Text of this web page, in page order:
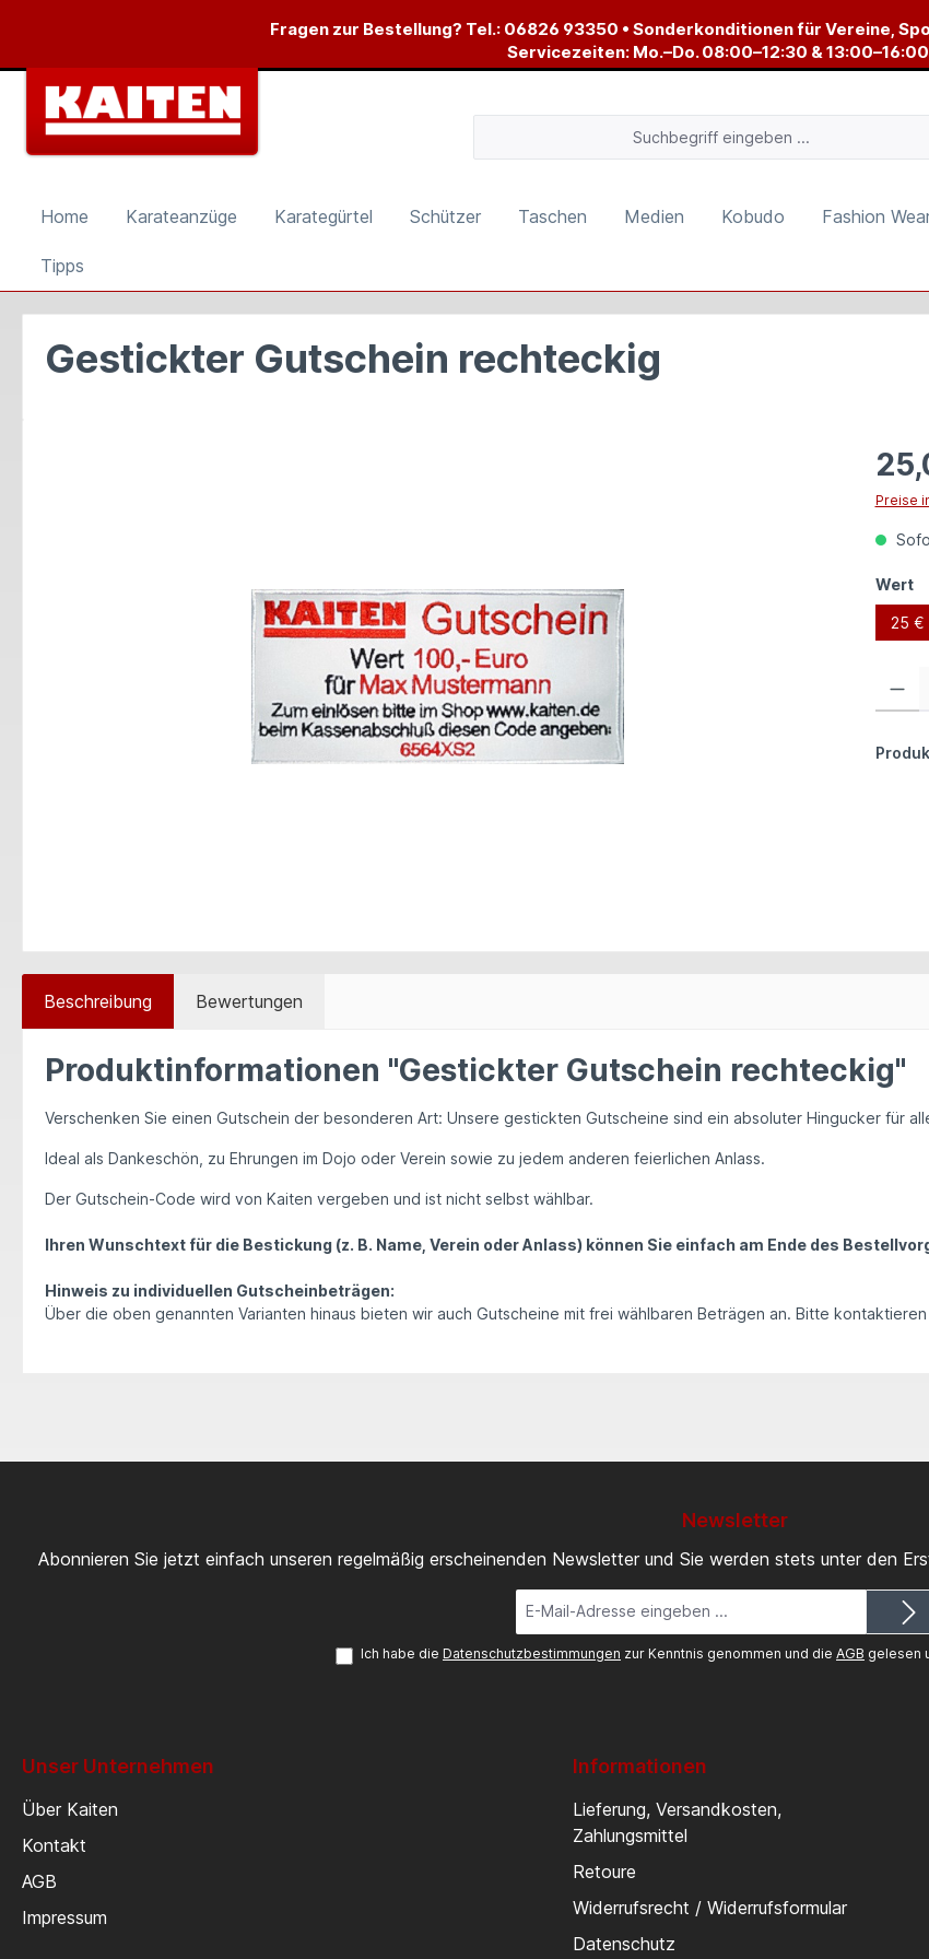
Zur Hauptnavigation springenFragen zur Bestellung? Tel.: 06826 93350 • Sonderkonditionen für Vereine,
Servicezeiten: Mo.–Do. 08:00–12:30 &
Home Karateanzüge Karategürtel Schützer Taschen Medien Kobudo Fashion
Tipps
Gestickter Gutschein rechteckig
Preise
Wert
25 €
Beschreibung Bewertungen
Produktinformationen "Gestickter Gutschein rechteckig"
Verschenken Sie einen Gutschein der besonderen Art: Unsere gestickten Gutscheine sind ein absoluter Hingucker für
Ideal als Dankeschön, zu Ehrungen im Dojo oder Verein sowie zu jedem anderen feierlichen Anlass.
Der Gutschein-Code wird von Kaiten vergeben und ist nicht selbst wählbar.
Ihren Wunschtext für die Bestickung (z. B. Name, Verein oder Anlass) können Sie einfach am Ende des
Hinweis zu individuellen Gutscheinbeträgen:
Über die oben genannten Varianten hinaus bieten wir auch Gutscheine mit frei wählbaren Beträgen an. Bitte
Newsletter
Abonnieren Sie jetzt einfach unseren regelmäßig erscheinenden Newsletter und Sie werden stets unter den
Mail-
Adresse*
Ich habe die Datenschutzbestimmungen zur Kenntnis genommen und die AGB gelesen
Unser Unternehmen
Über Kaiten
Kontakt
AGB
Impressum
Informationen
Lieferung, Versandkosten,
Zahlungsmittel
Retoure
Widerrufsrecht / Widerrufsformular
Datenschutz